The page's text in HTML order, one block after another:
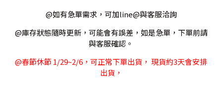
@如有急單需求，可加line@與客服洽詢
@庫存狀態隨時更新，可能會有誤差，如是急單，下單前請
與客服確認。
@春節休節 1/29~2/6，可正常下單出貨， 現貨約3天會安排
出貨，